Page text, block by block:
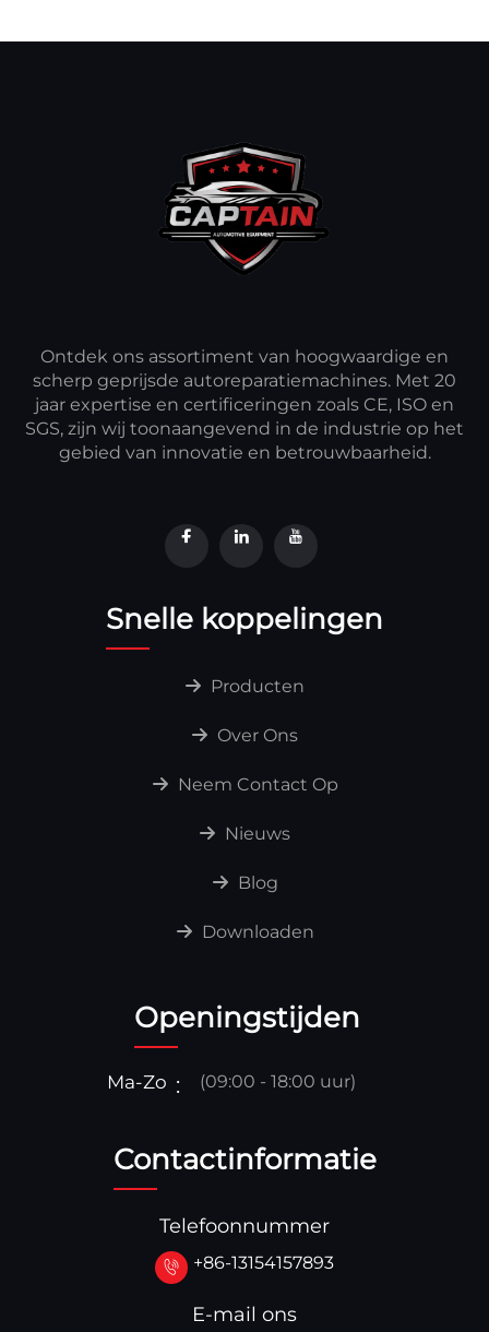
Ontdek ons assortiment van hoogwaardige en
scherp geprijsde autoreparatiemachines. Met 20
jaar expertise en certificeringen zoals CE, ISO en
SGS, zijn wij toonaangevend in de industrie op het
gebied van innovatie en betrouwbaarheid.
Snelle koppelingen
Producten
Over Ons
Neem Contact Op
Nieuws
Blog
Downloaden
Openingstijden
Ma-Zo (09:00 - 18:00 uur)
Contactinformatie
Telefoonnummer
+86-13154157893
E-mail ons